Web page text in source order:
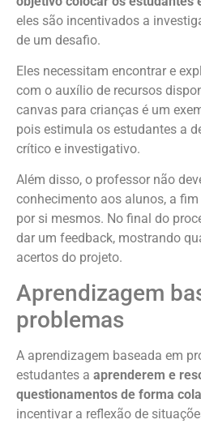
eles são incentivados a
de um desafio.
Eles necessitam encontrar e
com o auxílio de recursos
canvas para crianças é um
pois estimula os estudantes a
crítico e investigativo.
Além disso, o professor não
conhecimento aos alunos, a
por si mesmos. No final do
dar um feedback, mostrando
acertos do projeto.
Aprendizagem
problemas
A aprendizagem baseada em
estudantes a aprenderem e
questionamentos de forma
incentivar a reflexão de